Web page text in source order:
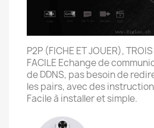
P2P (FICHE ET JOUER),
FACILE Echange de
de DDNS, pas besoin de
les pairs, avec des
Facile à installer et simple.